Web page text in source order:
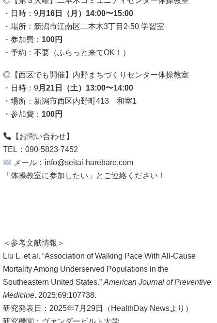
・日時：9月16日（月）14:00〜15:00
・場所：新潟市江南区二本木3丁目2-50 学習室
・参加費： 100円
・予約：不要（ふらっと来てOK！）
◎【西区でも開催】内野まちづくりセンター体操教室
・日時：9月21日（土）13:00〜14:00
・場所：新潟市西区内野町413 和室1
・参加費： 100円
【お問い合わせ】
TEL：090-5823-7452
メール： info@seitai-harebare.com
「体操教室に参加したい」とご連絡ください！
＜参考文献情報＞
Liu L, et al. “Association of Walking Pace With All-Cause
Mortality Among Underserved Populations in the
Southeastern United States.” American Journal of Preventive
Medicine. 2025;69:107738.
研究発表日：2025年7月29日（HealthDay Newsより）
研究機関：ヴァンダービルト大学